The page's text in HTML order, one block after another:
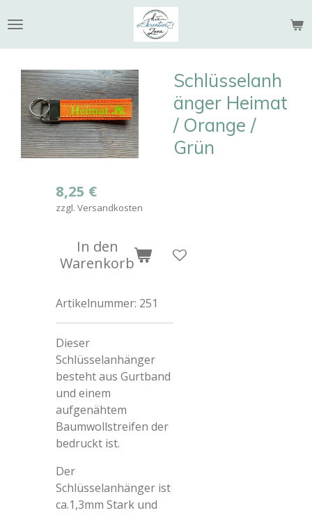
Hauptinhalt
springen
Schlüsselanh
änger Heimat
/ Orange /
Grün
8,25 €
zzgl. Versandkosten
In den
Warenkorb
Artikelnummer: 251
Dieser
Schlüsselanhänger
besteht aus Gurtband
und einem
aufgenähtem
Baumwollstreifen der
bedruckt ist.
Der
Schlüsselanhänger ist
ca.1,3mm Stark und